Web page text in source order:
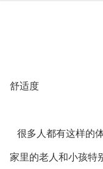
舒适度
很多人都有这样的
家里的老人和小孩特